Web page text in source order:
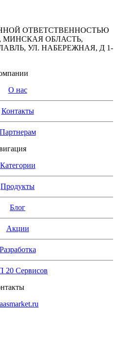
ОТВЕТСТВЕННОСТЬЮ
МИНСКАЯ ОБЛАСТЬ,
УЛ. НАБЕРЕЖНАЯ, Д 1-
О нас
Контакты
Партнерам
Категории
Продукты
Блог
Акции
Разработка
20 Сервисов